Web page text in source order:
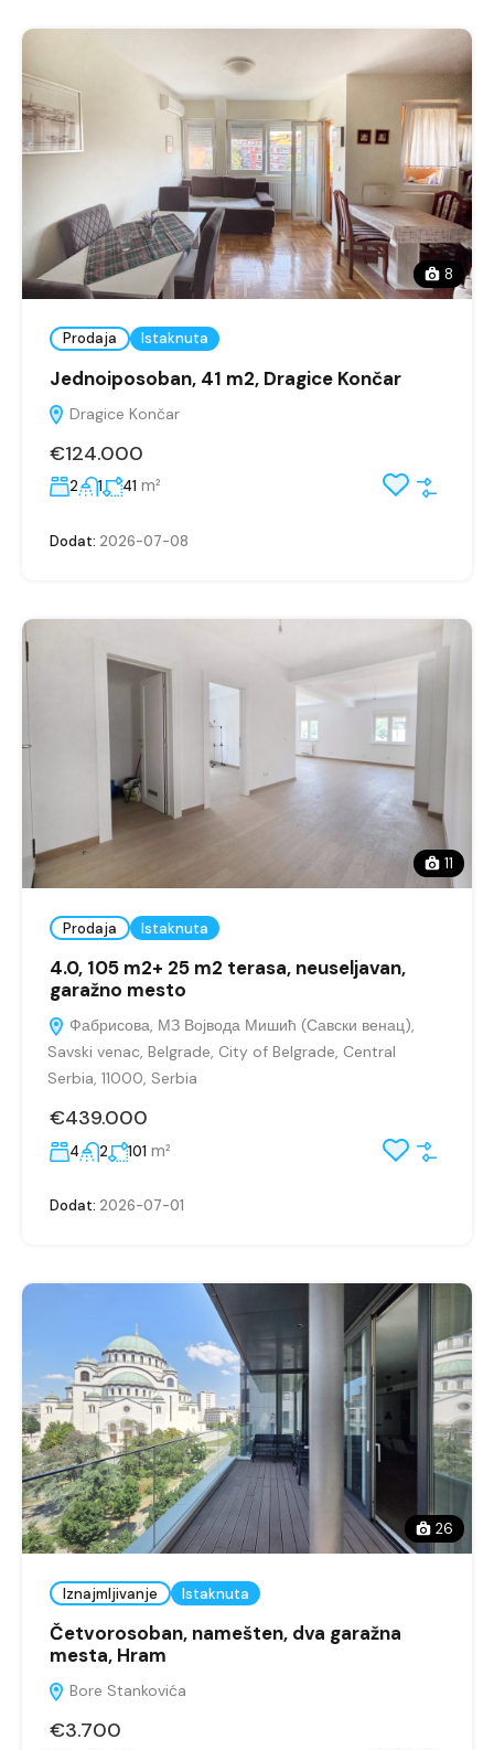
8
Prodaja Istaknuta
Jednoiposoban, 41 m2, Dragice Končar
Dragice Končar
€124.000
2 1 41 m²
Dodat: 2026-07-08
11
Prodaja Istaknuta
4.0, 105 m2+ 25 m2 terasa, neuseljavan,
garažno mesto
Фабрисова, МЗ Војвода Мишић (Савски венац),
Savski venac, Belgrade, City of Belgrade, Central
Serbia, 11000, Serbia
€439.000
4 2 101 m²
Dodat: 2026-07-01
26
Iznajmljivanje Istaknuta
Četvorosoban, namešten, dva garažna
mesta, Hram
Bore Stankovića
€3.700